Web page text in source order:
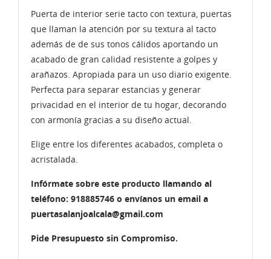
Puerta de interior serie tacto con textura, puertas
que llaman la atención por su textura al tacto
además de de sus tonos cálidos aportando un
acabado de gran calidad resistente a golpes y
arañazos. Apropiada para un uso diario exigente.
Perfecta para separar estancias y generar
privacidad en el interior de tu hogar, decorando
con armonía gracias a su diseño actual.
Elige entre los diferentes acabados, completa o
acristalada.
Infórmate sobre este producto llamando al
teléfono: 918885746 o envíanos un email a
puertasalanjoalcala@gmail.com
Pide Presupuesto sin Compromiso.